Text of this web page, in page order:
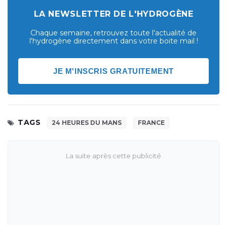
LA NEWSLETTER DE L'HYDROGÈNE
Chaque semaine, retrouvez toute l'actualité de
l'hydrogène directement dans votre boite mail !
JE M'INSCRIS GRATUITEMENT
TAGS 24 HEURES DU MANS FRANCE